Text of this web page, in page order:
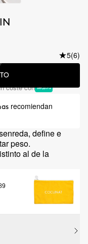
5(6)
coste con
recomiendan
define e
peso.
al de la